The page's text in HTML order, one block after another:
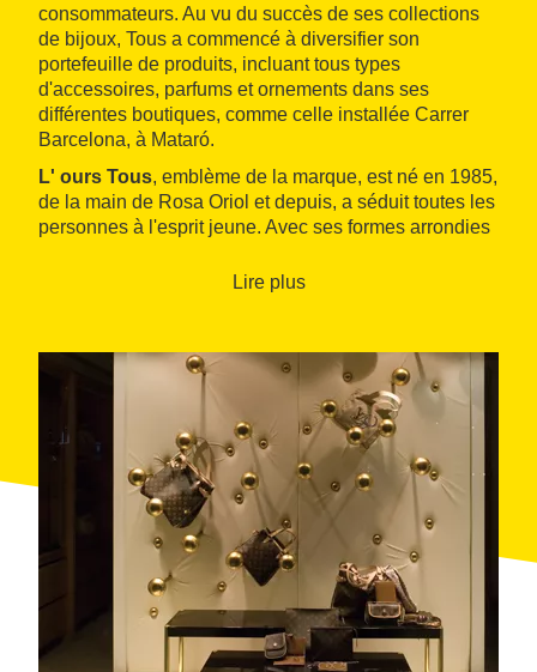
consommateurs. Au vu du succès de ses collections
de bijoux, Tous a commencé à diversifier son
portefeuille de produits, incluant tous types
d'accessoires, parfums et ornements dans ses
différentes boutiques, comme celle installée Carrer
Barcelona, à Mataró.
L' ours Tous, emblème de la marque, est né en 1985,
de la main de Rosa Oriol et depuis, a séduit toutes les
personnes à l'esprit jeune. Avec ses formes arrondies
évoquer les souvenirs les plus doux de l'enfance.
Lire plus